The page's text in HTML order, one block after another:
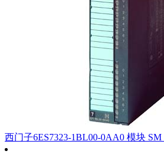
西门子6ES7323-1BL00-0AA0 模块